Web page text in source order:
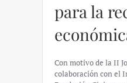
para la
Con motivo de la II
colaboración con el